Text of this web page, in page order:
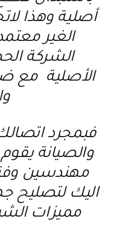
أصلية وهذا
الغير
الشركة
الأصلية مع
فبمجرد
والصيانة
مهندسين
اليك لتصليح
مميزات